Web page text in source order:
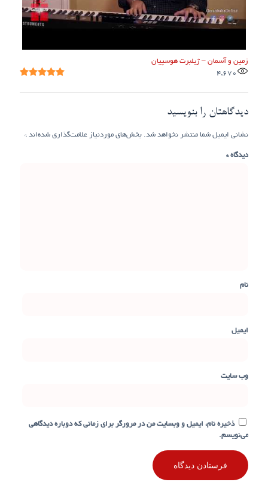
زمین و آسمان – ژیلبرت هوسپیان
4,670
دیدگاهتان را بنویسید
نشانی ایمیل شما منتشر نخواهد شد. بخش‌های موردنیاز علامت‌گذاری شده‌اند *
دیدگاه*
نام
ایمیل
وب‌ سایت
ذخیره نام، ایمیل و وبسایت من در مرورگر برای زمانی که دوباره دیدگاهی
می‌نویسم.